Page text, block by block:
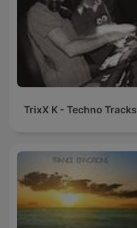
TrixX K - Techno Tracks